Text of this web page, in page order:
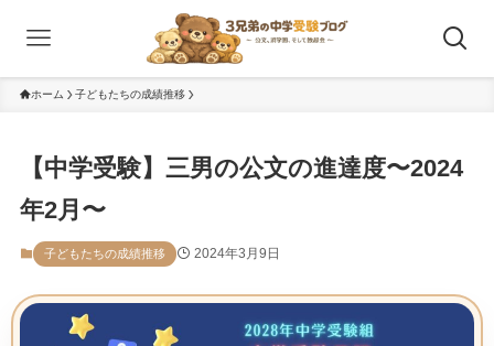
ホーム 子どもたちの成績推移
【中学受験】三男の公文の進達度〜2024
年2月〜
子どもたちの成績推移 2024年3月9日